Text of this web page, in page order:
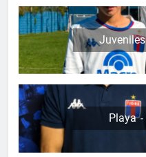
Juveniles
Playa